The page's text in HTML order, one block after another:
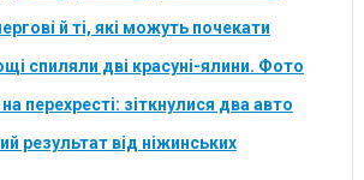
й ті, які можуть почекати
спиляли дві красуні-ялини. Фото
перехресті: зіткнулися два авто
результат від ніжинських